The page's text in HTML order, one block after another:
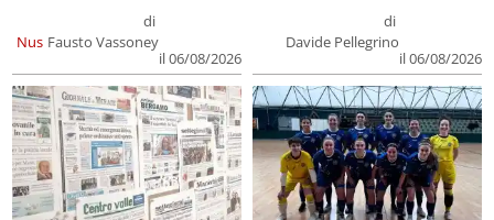
Nus
di
Fausto Vassoney
il 06/08/2026
di
Davide Pellegrino
il 06/08/2026